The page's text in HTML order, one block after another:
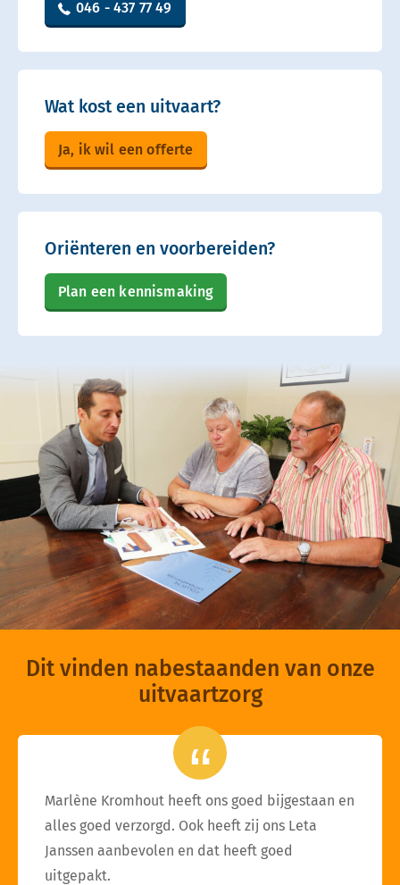
046 - 437 77 49
Wat kost een uitvaart?
Ja, ik wil een offerte
Oriënteren en voorbereiden?
Plan een kennismaking
Dit vinden nabestaanden van onze
uitvaartzorg
Marlène Kromhout heeft ons goed bijgestaan en
alles goed verzorgd. Ook heeft zij ons Leta
Janssen aanbevolen en dat heeft goed
uitgepakt.